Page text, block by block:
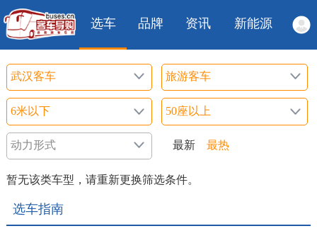
选车 品牌 资讯 新能源
最新 最热
暂无该类车型，请重新更换筛选条件。
选车指南